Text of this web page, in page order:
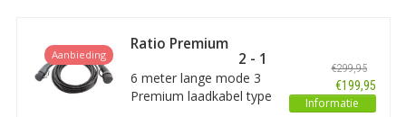
maximaal 1 fase 32A.
De kabel heeft aan
beide kanten een type 2
stekker. Het is een
hoogwaardige kwaliteit
Aanbieding
Ratio Premium
Laadkabel type 2 - 1
fase 32A - 6 meter
6 meter lange mode 3
Premium laadkabel type
€299,95
€199,95
Informatie